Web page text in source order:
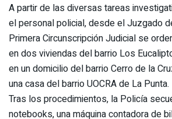
A partir de las diversas tareas
el personal policial, desde el Juzgado
Primera Circunscripción Judicial se
en dos viviendas del barrio Los
en un domicilio del barrio Cerro de la
una casa del barrio UOCRA de La Punta.
Tras los procedimientos, la Policía
notebooks, una máquina contadora de